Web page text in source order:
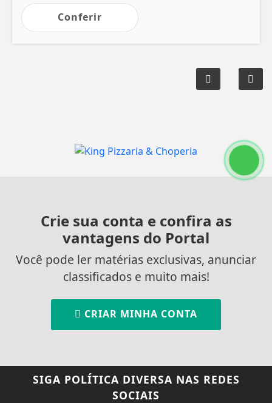
Conferir
Crie sua conta e confira as
vantagens do Portal
Você pode ler matérias exclusivas, anunciar
classificados e muito mais!
CRIAR MINHA CONTA
SIGA POLÍTICA DIVERSA NAS REDES
SOCIAIS